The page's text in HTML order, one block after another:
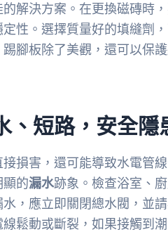
解決方案。在更換磁磚時
性。選擇質量好的填縫劑
腳板除了美觀，還可以保
、短路，安全隱
損害，還可能導致水電管
顯的漏水跡象。檢查浴室、
，應立即關閉總水閥，並
鬆動或斷裂，如果接觸到